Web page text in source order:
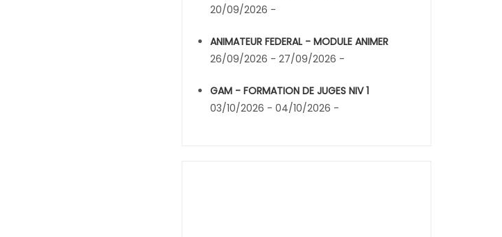
20/09/2026 -
ANIMATEUR FEDERAL - MODULE ANIMER
26/09/2026 - 27/09/2026 -
GAM - FORMATION DE JUGES NIV 1
03/10/2026 - 04/10/2026 -